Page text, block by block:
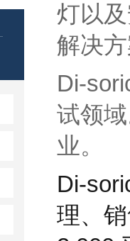
灯以
解决
Di-
试领
业。
Di-
理、